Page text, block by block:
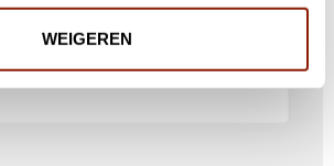
WEIGEREN